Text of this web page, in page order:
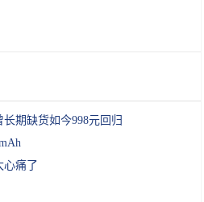
期缺货如今998元回归
心痛了